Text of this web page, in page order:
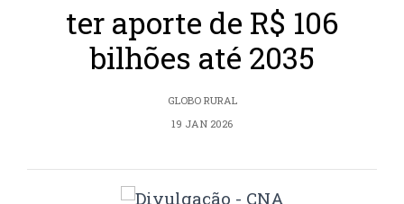
ter aporte de R$ 106
bilhões até 2035
GLOBO RURAL
19 JAN 2026